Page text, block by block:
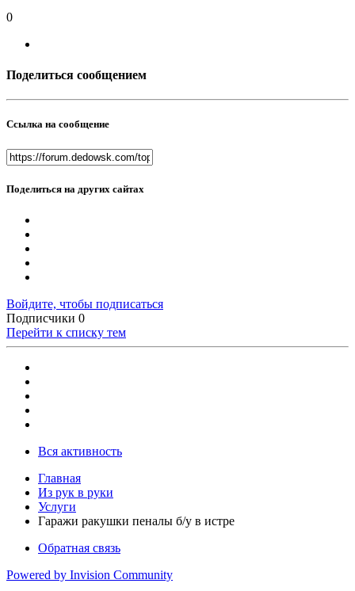
0
Поделиться сообщением
Ссылка на сообщение
Поделиться на других сайтах
Войдите, чтобы подписаться
Подписчики 0
Перейти к списку тем
Вся активность
Главная
Из рук в руки
Услуги
Гаражи ракушки пеналы б/у в истре
Обратная связь
Powered by Invision Community